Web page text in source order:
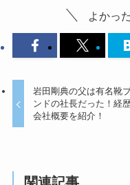
よかっ
岩田剛典の父は有名靴
ンドの社長だった！経
会社概要を紹介！